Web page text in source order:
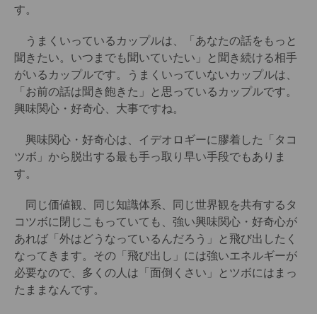
す。
うまくいっているカップルは、「あなたの話をもっと
聞きたい。いつまでも聞いていたい」と聞き続ける相手
がいるカップルです。うまくいっていないカップルは、
「お前の話は聞き飽きた」と思っているカップルです。
興味関心・好奇心、大事ですね。
興味関心・好奇心は、イデオロギーに膠着した「タコ
ツボ」から脱出する最も手っ取り早い手段でもありま
す。
同じ価値観、同じ知識体系、同じ世界観を共有するタ
コツボに閉じこもっていても、強い興味関心・好奇心が
あれば「外はどうなっているんだろう」と飛び出したく
なってきます。その「飛び出し」には強いエネルギーが
必要なので、多くの人は「面倒くさい」とツボにはまっ
たままなんです。